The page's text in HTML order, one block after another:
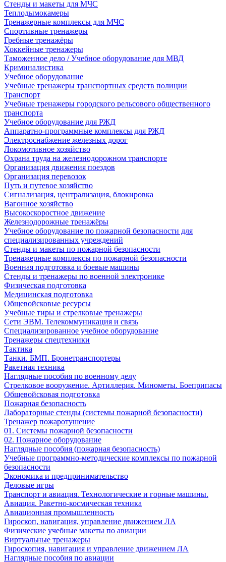
Стенды и макеты для МЧС
Теплодымокамеры
Тренажерные комплексы для МЧС
Спортивные тренажеры
Гребные тренажёры
Хоккейные тренажеры
Таможенное дело / Учебное оборудование для МВД
Криминалистика
Учебное оборудование
Учебные тренажеры транспортных средств полиции
Транспорт
Учебные тренажеры городского рельсового общественного
транспорта
Учебное оборудование для РЖД
Аппаратно-программные комплексы для РЖД
Электроснабжение железных дорог
Локомотивное хозяйство
Охрана труда на железнодорожном транспорте
Организация движения поездов
Организация перевозок
Путь и путевое хозяйство
Сигнализация, централизация, блокировка
Вагонное хозяйство
Высокоскоростное движение
Железнодорожные тренажёры
Учебное оборудование по пожарной безопасности для
специализированных учреждений
Стенды и макеты по пожарной безопасности
Тренажерные комплексы по пожарной безопасности
Военная подготовка и боевые машины
Стенды и тренажеры по военной электронике
Физическая подготовка
Медицинская подготовка
Общевойсковые ресурсы
Учебные тиры и стрелковые тренажеры
Сети ЭВМ. Телекоммуникация и связь
Специализированное учебное оборудование
Тренажеры спецтехники
Тактика
Танки. БМП. Бронетранспортеры
Ракетная техника
Наглядные пособия по военному делу
Стрелковое вооружение. Артиллерия. Минометы. Боеприпасы
Общевойсковая подготовка
Пожарная безопасность
Лабораторные стенды (системы пожарной безопасности)
Тренажер пожаротушение
01. Системы пожарной безопасности
02. Пожарное оборудование
Наглядные пособия (пожарная безопасность)
Учебные программно-методические комплексы по пожарной
безопасности
Экономика и предпринимательство
Деловые игры
Транспорт и авиация. Технологические и горные машины.
Авиация. Ракетно-космическая техника
Авиационная промышленность
Гироскоп, навигация, управление движением ЛА
Физические учебные макеты по авиации
Виртуальные тренажеры
Гироскопия, навигация и управление движением ЛА
Наглядные пособия по авиации